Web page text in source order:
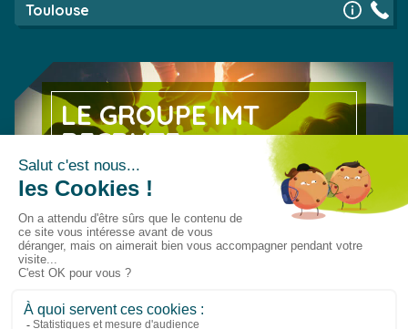
Toulouse
LE GROUPE IMT
RECRUTE
Découvrez nos offres d’emploi